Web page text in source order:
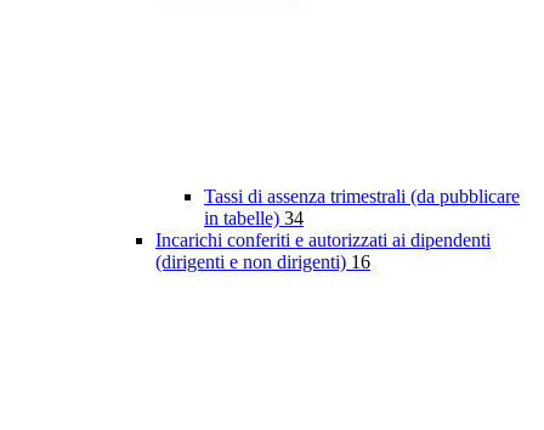
Tassi di assenza trimestrali (da pubblicare
in tabelle) 34
Incarichi conferiti e autorizzati ai dipendenti
(dirigenti e non dirigenti) 16